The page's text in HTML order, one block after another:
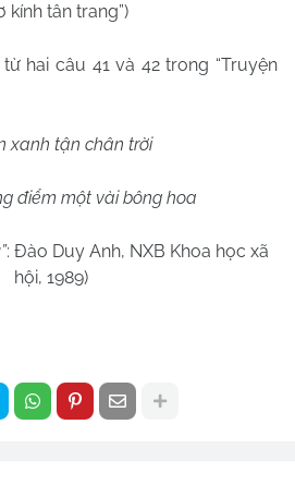
kính tân trang”)
hai câu 41 và 42 trong “Truyện
xanh tận chân trời
điểm một vài bông hoa
: Đào Duy Anh, NXB Khoa học xã
hội, 1989)